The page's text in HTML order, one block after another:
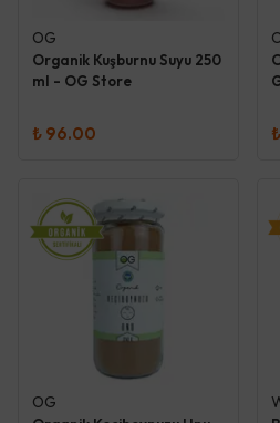
OG
Organik Kuşburnu Suyu 250
ml - OG Store
₺ 96.00
OG